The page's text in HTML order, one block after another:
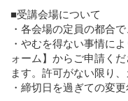
■受講会場について
・各会場の定員の都合
・やむを得ない事情に
ォーム】からご申請く
ます。許可がない限り
・締切日を過ぎての変